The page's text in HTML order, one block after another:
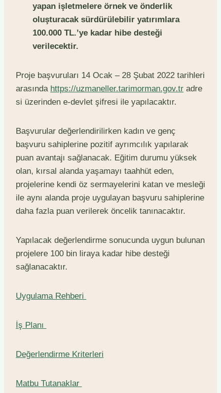
yapan işletmelere örnek ve önderlik
oluşturacak sürdürülebilir yatırımlara
100.000 TL.’ye kadar hibe desteği
verilecektir.
Proje başvuruları 14 Ocak – 28 Şubat 2022 tarihleri
arasında https://uzmaneller.tarimorman.gov.tr adre
si üzerinden e-devlet şifresi ile yapılacaktır.
Başvurular değerlendirilirken kadın ve genç
başvuru sahiplerine pozitif ayrımcılık yapılarak
puan avantajı sağlanacak. Eğitim durumu yüksek
olan, kırsal alanda yaşamayı taahhüt eden,
projelerine kendi öz sermayelerini katan ve mesleği
ile aynı alanda proje uygulayan başvuru sahiplerine
daha fazla puan verilerek öncelik tanınacaktır.
Yapılacak değerlendirme sonucunda uygun bulunan
projelere 100 bin liraya kadar hibe desteği
sağlanacaktır.
Uygulama Rehberi
İş Planı
Değerlendirme Kriterleri
Matbu Tutanaklar